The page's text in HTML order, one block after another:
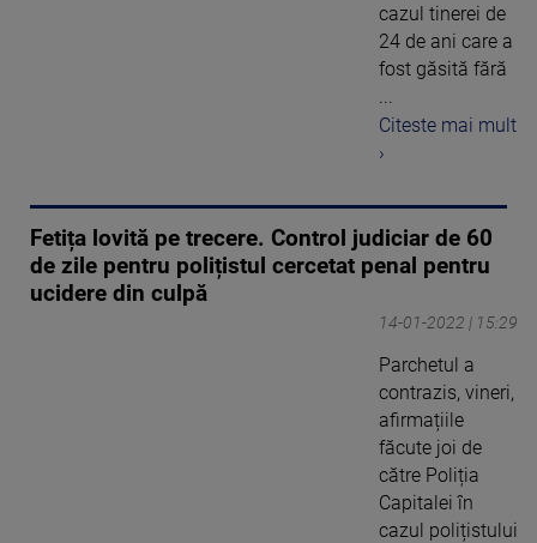
cazul tinerei de
24 de ani care a
fost găsită fără
Citeste mai mult
›
Fetița lovită pe trecere. Control judiciar de 60
de zile pentru polițistul cercetat penal pentru
ucidere din culpă
14-01-2022 | 15:29
Parchetul a
contrazis, vineri,
afirmațiile
făcute joi de
către Poliția
Capitalei în
cazul polițistului